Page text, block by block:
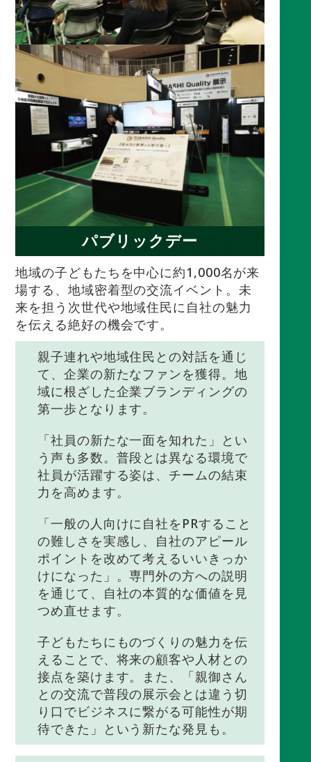
パブリックデー
地域の子どもたちを中心に約1,000名が来
場する、地域密着型の交流イベント。未
来を担う次世代や地域住民に自社の魅力
を伝える絶好の機会です。
親子連れや地域住民との対話を通じ
て、企業の新たなファンを獲得。地
域に根ざした企業ブランディングの
第一歩となります。
「社員の新たな一面を知れた」とい
う声も多数。普段とは異なる環境で
社員が活躍する姿は、チームの結束
力を高めます。
「一般の人向けに自社をPRすること
の難しさを実感し、自社のアピール
ポイントを改めて考えるいいきっか
けになった」。専門外の方への説明
を通じて、自社の本質的な価値を見
つめ直せます。
子どもたちにものづくりの魅力を伝
えることで、将来の顧客や人材との
接点を築けます。また、「親御さん
との交流で普段の展示会とは違う切
り口でビジネスに繋がる可能性が期
待できた」という新たな発見も。